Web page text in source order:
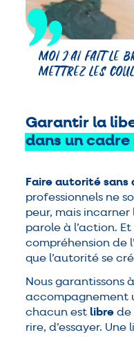
MOI J’AI FAIT LE
METTREZ LES
Garantir la
dans un cadre
Faire autorité sans
professionnels ne
peur, mais
parole à l’action. Et
compréhension de
que l’autorité se
Nous garantissons
accompagnement
chacun est libre de
rire, d’essayer.